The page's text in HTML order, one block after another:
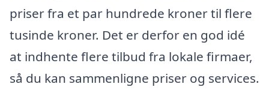
priser fra et par hundrede kroner til flere
tusinde kroner. Det er derfor en god idé
at indhente flere tilbud fra lokale firmaer,
så du kan sammenligne priser og services.